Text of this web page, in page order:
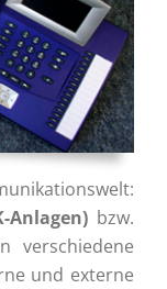
Anlagen) bzw.
verschiedene
und externe